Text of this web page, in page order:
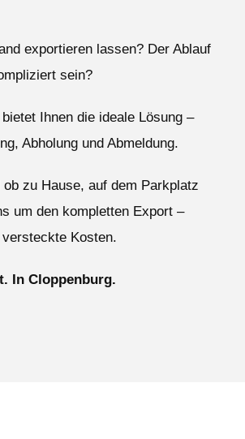
exportieren lassen? Der Ablauf
sein?
Ihnen die ideale Lösung –
Abholung und Abmeldung.
zu Hause, auf dem Parkplatz
um den kompletten Export –
Kosten.
In Cloppenburg.